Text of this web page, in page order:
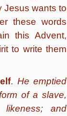
Jesus wants to
these words
this Advent,
to write them
. He emp­tied
of a slave,
and